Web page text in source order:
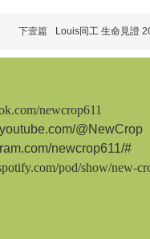
下壹篇 Louis同工 生命見證
newcrop611
@NewCrop
newcrop611/#
pod/show/new-